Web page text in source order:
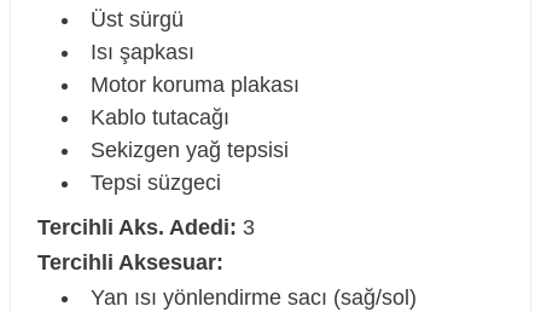
Üst sürgü
Isı şapkası
Motor koruma plakası
Kablo tutacağı
Sekizgen yağ tepsisi
Tepsi süzgeci
Tercihli Aks. Adedi: 3
Tercihli Aksesuar:
Yan ısı yönlendirme sacı (sağ/sol)